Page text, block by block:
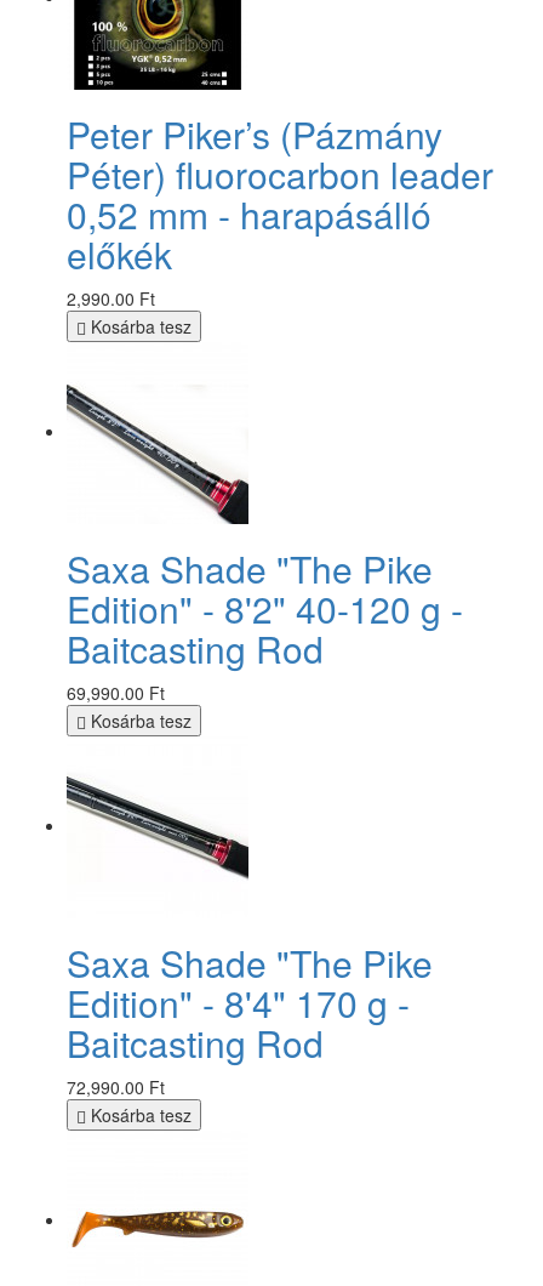
Peter Piker’s (Pázmány
Péter) fluorocarbon leader
0,52 mm - harapásálló
előkék
2,990.00 Ft
Kosárba tesz
Saxa Shade "The Pike
Edition" - 8'2" 40-120 g -
Baitcasting Rod
69,990.00 Ft
Kosárba tesz
Saxa Shade "The Pike
Edition" - 8'4" 170 g -
Baitcasting Rod
72,990.00 Ft
Kosárba tesz